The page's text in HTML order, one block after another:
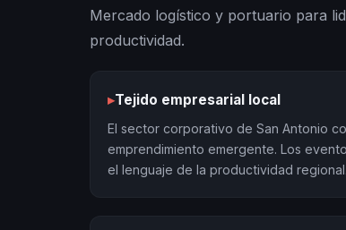
Mercado logístico y portuario para
productividad.
▸Tejido empresarial local
El sector corporativo de San Antonio
emprendimiento emergente. Los
el lenguaje de la productividad regional.